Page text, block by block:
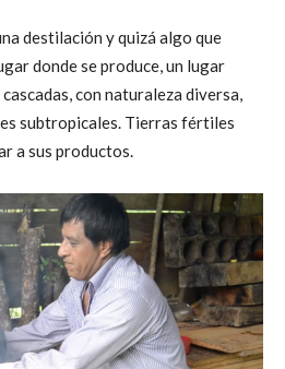
destilación y quizá algo que
donde se produce, un lugar
con naturaleza diversa,
subtropicales. Tierras fértiles
a sus productos.